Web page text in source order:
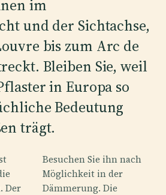
im
und der Sichtachse,
bis zum Arc de
Bleiben Sie, weil
in Europa so
Bedeutung
trägt.
Der
Besuchen Sie ihn nach
Möglichkeit in der
Dämmerung. Die